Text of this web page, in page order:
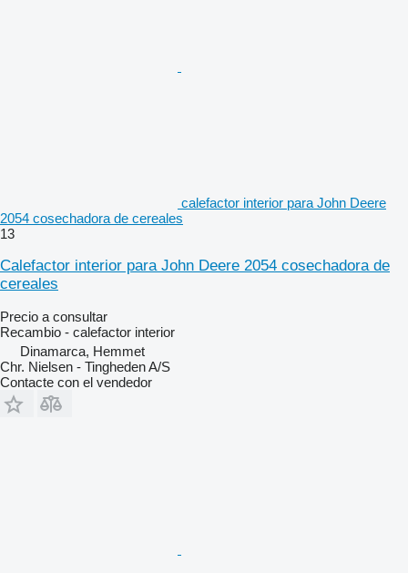
calefactor interior para John Deere
2054 cosechadora de cereales
13
Calefactor interior para John Deere 2054 cosechadora de
cereales
Precio a consultar
Recambio - calefactor interior
Dinamarca, Hemmet
Chr. Nielsen - Tingheden A/S
Contacte con el vendedor